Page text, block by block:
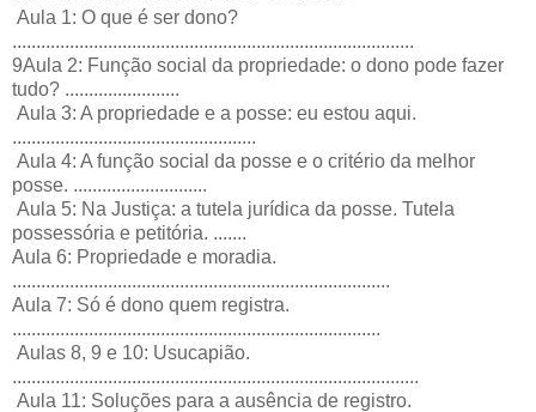
Aula 1: O que é ser dono?
....................................................................................
9Aula 2: Função social da propriedade: o dono pode fazer
tudo? ........................
Aula 3: A propriedade e a posse: eu estou aqui.
...................................................
Aula 4: A função social da posse e o critério da melhor
posse. ............................
Aula 5: Na Justiça: a tutela jurídica da posse. Tutela
possessória e petitória. .......
Aula 6: Propriedade e moradia.
...............................................................................
Aula 7: Só é dono quem registra.
.............................................................................
Aulas 8, 9 e 10: Usucapião.
.....................................................................................
Aula 11: Soluções para a ausência de registro.